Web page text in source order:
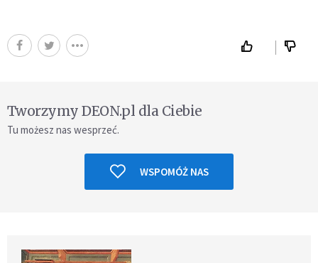
Tworzymy DEON.pl dla Ciebie
Tu możesz nas wesprzeć.
WSPOMÓŻ NAS